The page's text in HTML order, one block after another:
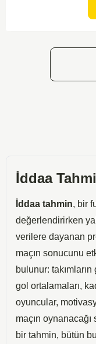
İddaa
İddaa tahmin, bir
değerlendirirken
verilere dayanan
maçın sonucunu
bulunur:
gol ortalamaları,
oyuncular,
maçın oynanacağı
bir tahmin, bütün